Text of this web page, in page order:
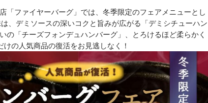
「ファイヤーバーグ」では、冬季限定のフェアメニューとし
、デミソースの深いコクと旨みが広がる「デミシチューハン
「チーズフォンデュハンバーグ」、とろけるほど柔らかく
の人気商品の復活をお見逃しなく！